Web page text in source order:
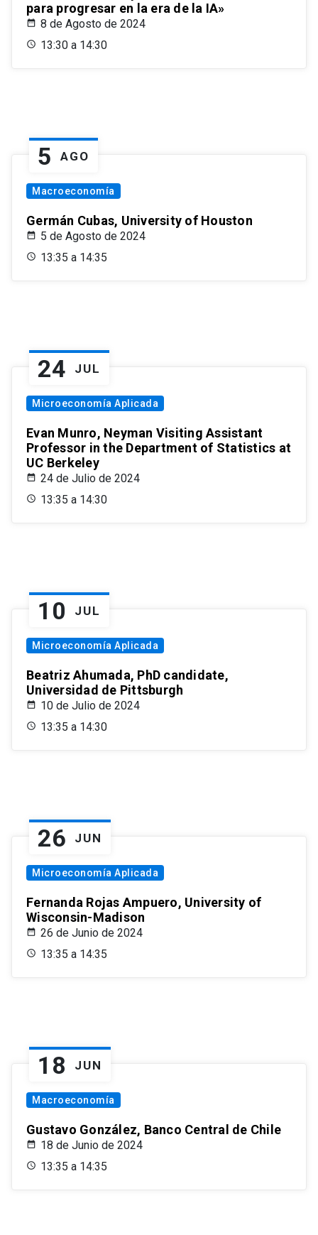
para progresar en la era de la IA»
8 de Agosto de 2024
13:30 a 14:30
5 AGO
Macroeconomía
Germán Cubas, University of Houston
5 de Agosto de 2024
13:35 a 14:35
24 JUL
Microeconomía Aplicada
Evan Munro, Neyman Visiting Assistant
Professor in the Department of Statistics at
UC Berkeley
24 de Julio de 2024
13:35 a 14:30
10 JUL
Microeconomía Aplicada
Beatriz Ahumada, PhD candidate,
Universidad de Pittsburgh
10 de Julio de 2024
13:35 a 14:30
26 JUN
Microeconomía Aplicada
Fernanda Rojas Ampuero, University of
Wisconsin-Madison
26 de Junio de 2024
13:35 a 14:35
18 JUN
Macroeconomía
Gustavo González, Banco Central de Chile
18 de Junio de 2024
13:35 a 14:35